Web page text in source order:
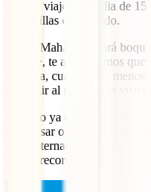
ruta de viaje por India de 15
Maravillas del Mundo.
El Taj Mahal te dejará
merece, te aconsejamos
mañana, cuando hay
exprimir al máximo la visita
Cuando ya estés saciado,
descansar o salir
Otra alternativa es coger un
que el recorrido dura algo